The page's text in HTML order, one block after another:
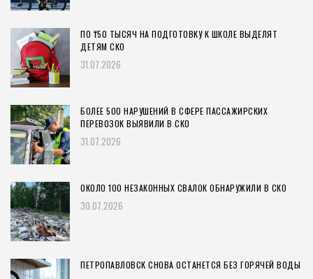
ПО ₸50 ТЫСЯЧ НА ПОДГОТОВКУ К ШКОЛЕ ВЫДЕЛЯТ
ДЕТЯМ СКО
31.07.2026
БОЛЕЕ 500 НАРУШЕНИЙ В СФЕРЕ ПАССАЖИРСКИХ
ПЕРЕВОЗОК ВЫЯВИЛИ В СКО
31.07.2026
ОКОЛО 100 НЕЗАКОННЫХ СВАЛОК ОБНАРУЖИЛИ В СКО
30.07.2026
ПЕТРОПАВЛОВСК СНОВА ОСТАНЕТСЯ БЕЗ ГОРЯЧЕЙ ВОДЫ